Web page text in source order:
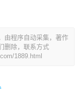
由程序自动采集，著作
删除，联系方式
1889.html